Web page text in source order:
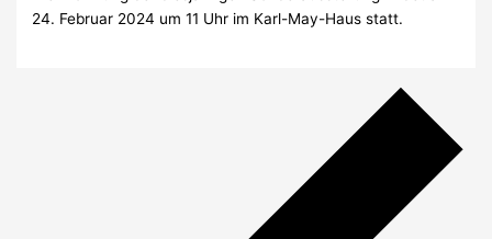
24. Februar 2024 um 11 Uhr im Karl-May-Haus statt.